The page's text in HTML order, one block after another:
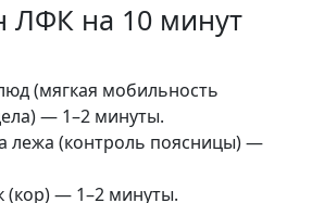
ЛФК на 10 минут
(мягкая мобильность
— 1–2 минуты.
лежа (контроль поясницы) —
(кор) — 1–2 минуты.